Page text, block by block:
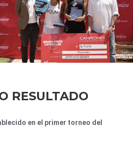
RESULTADO
en el primer torneo del